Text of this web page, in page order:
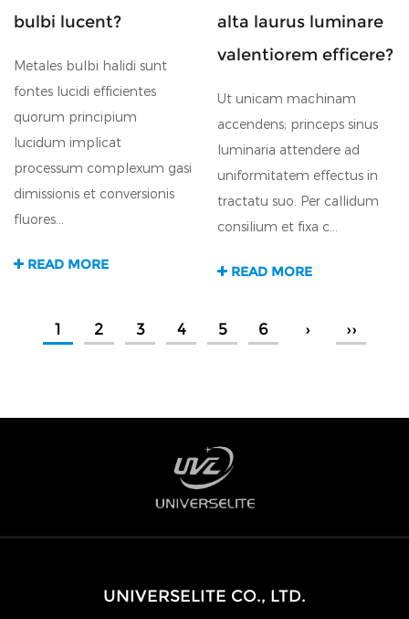
bulbi lucent?
Metales bulbi halidi sunt
fontes lucidi efficientes
quorum principium
lucidum implicat
processum complexum gasi
dimissionis et conversionis
fluores...
READ MORE
alta laurus luminare
valentiorem efficere?
Ut unicam machinam
accendens; princeps sinus
luminaria attendere ad
uniformitatem effectus in
tractatu suo. Per callidum
consilium et fixa c...
READ MORE
1 2 3 4 5 6 › ››
UNIVERSELITE CO., LTD.